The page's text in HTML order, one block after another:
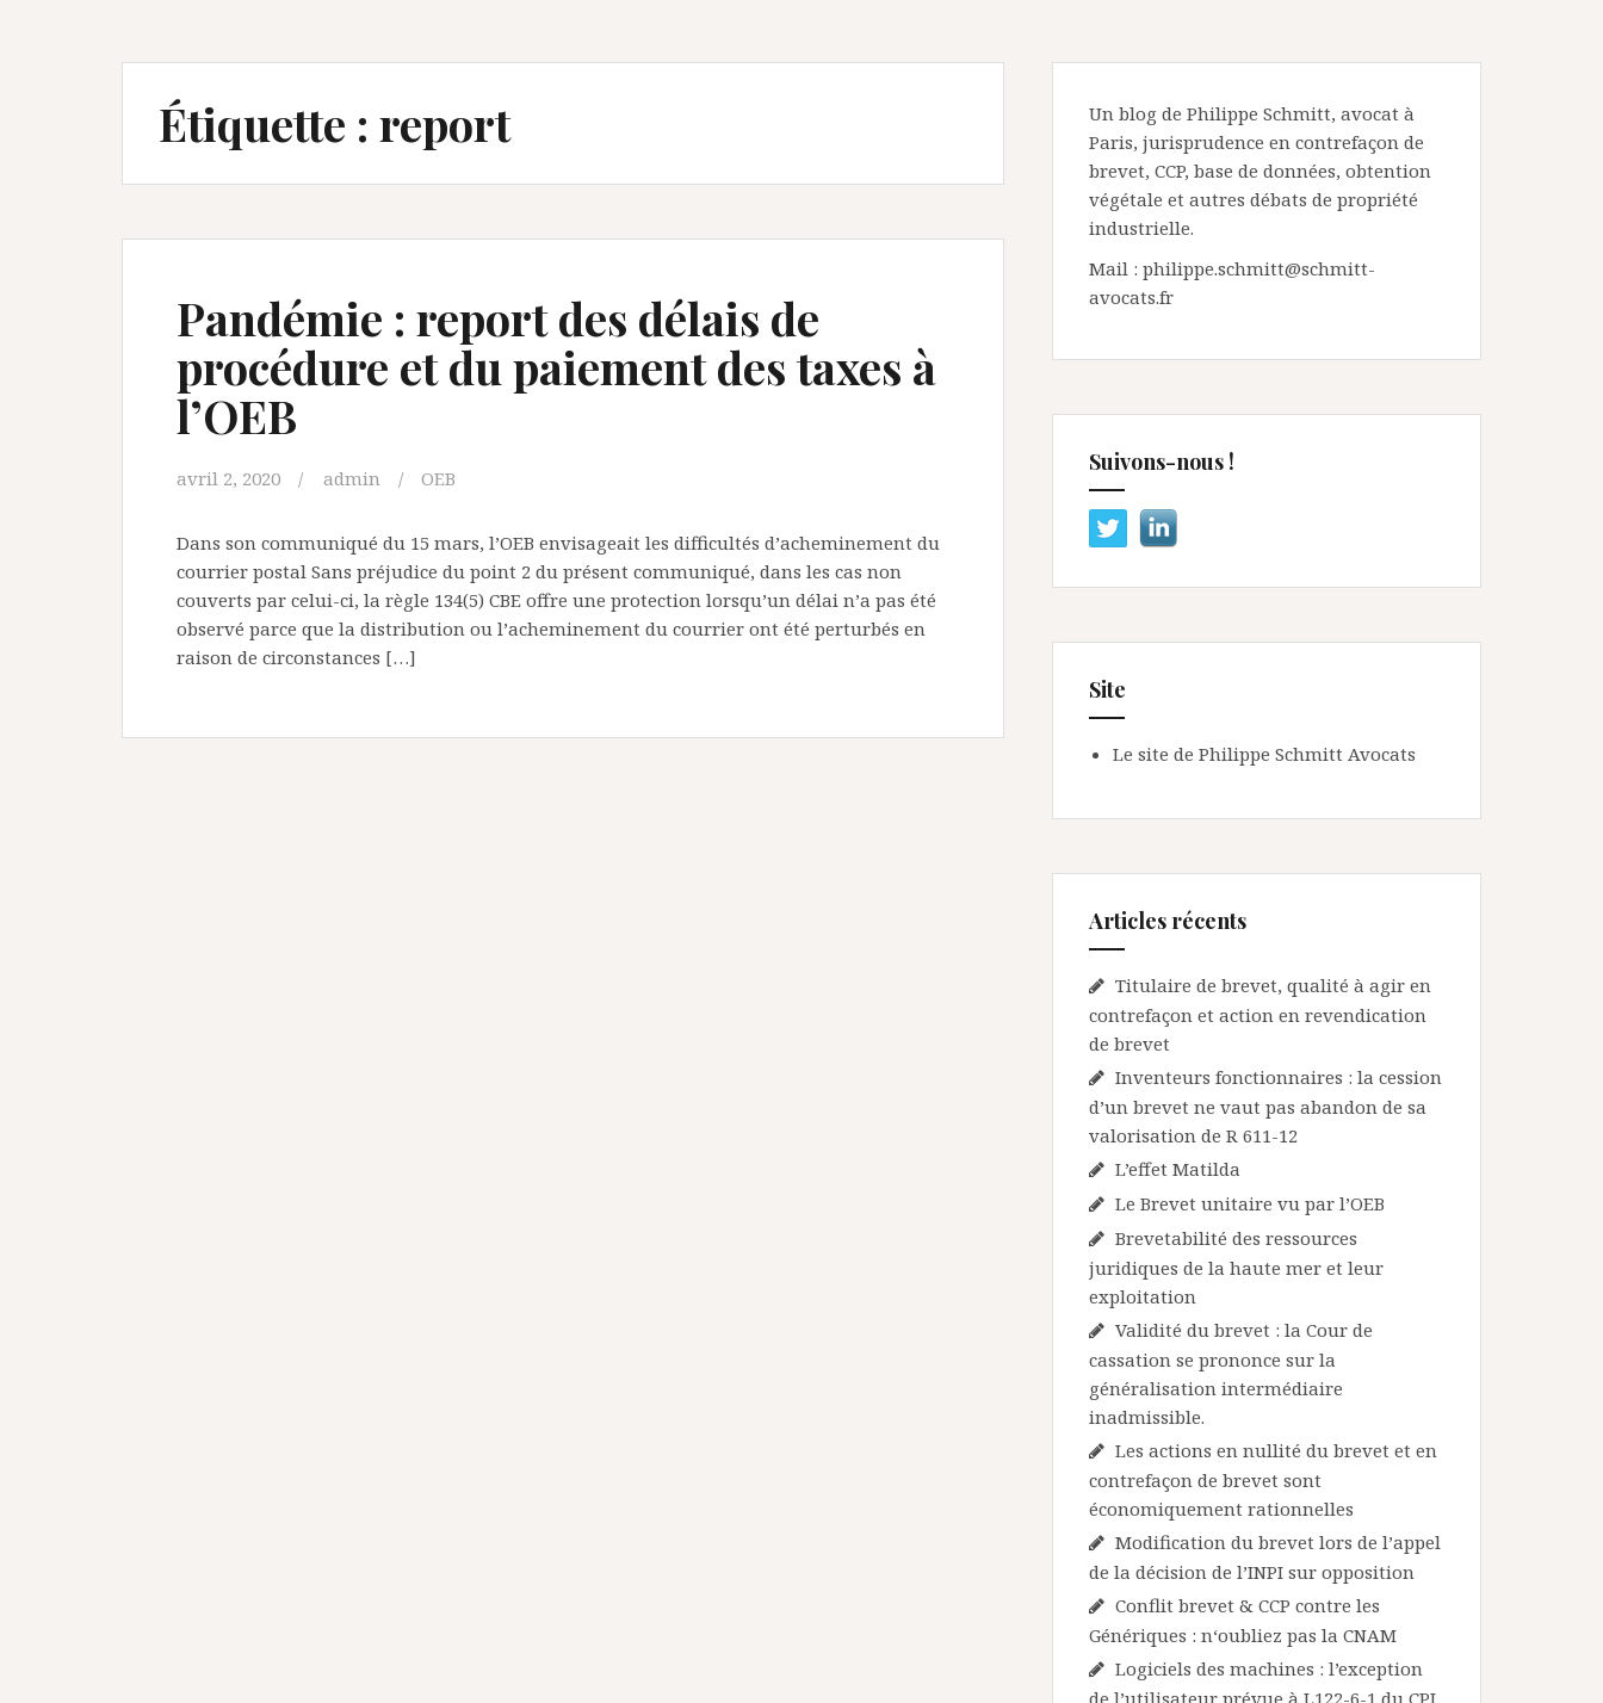
Étiquette : report
Pandémie : report des délais de
procédure et du paiement des taxes à
l’OEB
avril 2, 2020 admin OEB
Dans son communiqué du 15 mars, l’OEB envisageait les difficultés d’acheminement du
courrier postal Sans préjudice du point 2 du présent communiqué, dans les cas non
couverts par celui-ci, la règle 134(5) CBE offre une protection lorsqu’un délai n’a pas été
observé parce que la distribution ou l’acheminement du courrier ont été perturbés en
raison de circonstances […]
Un blog de Philippe Schmitt, avocat à
Paris, jurisprudence en contrefaçon de
brevet, CCP, base de données, obtention
végétale et autres débats de propriété
industrielle.
Mail : philippe.schmitt@schmitt-
avocats.fr
Suivons-nous !
Site
Le site de Philippe Schmitt Avocats
Articles récents
Titulaire de brevet, qualité à agir en
contrefaçon et action en revendication
de brevet
Inventeurs fonctionnaires : la cession
d’un brevet ne vaut pas abandon de sa
valorisation de R 611-12
L’effet Matilda
Le Brevet unitaire vu par l’OEB
Brevetabilité des ressources
juridiques de la haute mer et leur
exploitation
Validité du brevet : la Cour de
cassation se prononce sur la
généralisation intermédiaire
inadmissible.
Les actions en nullité du brevet et en
contrefaçon de brevet sont
économiquement rationnelles
Modification du brevet lors de l’appel
de la décision de l’INPI sur opposition
Conflit brevet & CCP contre les
Génériques : n‘oubliez pas la CNAM
Logiciels des machines : l’exception
de l’utilisateur prévue à L122-6-1 du CPI